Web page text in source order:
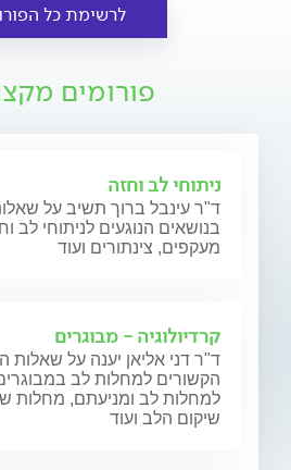
לרשימת כל
פורומים
ניתוחי לב וחזה
ד"ר עינבל ברוך תשיב על
בנושאים הנוגעים לניתוחי לב
מעקפים, צינתורים ועוד
קרדיולוגיה - מבוגרים
ד"ר דני אליאן יענה על שאלות
הקשורים למחלות לב
למחלות לב ומניעתם, מחלות
שיקום הלב ועוד